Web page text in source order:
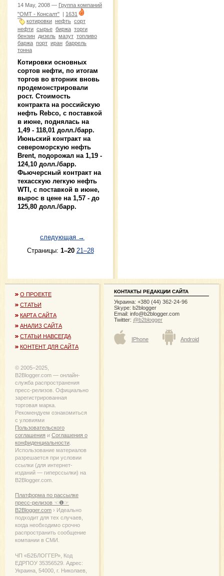
14 May, 2008 — Группа компаний
"ОМТ - Консалт" | 1631
котировки нефть сорт
нефти сырье биржа торги
бензин дизель мазут топливо
баржа порт иран баррель
тонна
Котировки основных
сортов нефти, по итогам
торгов во вторник вновь
продемонстрировали
рост. Стоимость
контракта на российскую
нефть Rebco, с поставкой
в июне, поднялась на
1,49 - 118,01 долл./барр.
Июньский контракт на
североморскую нефть
Brent, подорожал на 1,19 -
124,10 долл./барр.
Фьючерсный контракт на
техасскую легкую нефть
WTI, с поставкой в июне,
вырос в цене на 1,57 - до
125,80 долл./барр.
следующая →
Страницы: 1–20 21–28
О ПРОЕКТЕ
СТАТЬИ
КАРТА САЙТА
АНАЛИЗ САЙТА
СТАТЬИ НАВСЕГДА
КОНТЕНТ ДЛЯ САЙТА
© 2005−2025,
B2Blogger.com — онлайн-
служба распространения
пресс-релизов. Официально
зарегистрированная
торговая марка.
Рекомендуем ознакомиться
с уловиями
Пользовательского
соглашения и Соглашения о
конфиденциальности
Использование материалов
разрешается при условии
ссылки (для интернет-
изданий — гиперссылки) на
B2Blogger.com.
Платформа по рассылке
пресс-релизов ☜❶☞
B2Blogger.com › Идеально
подходит для тех случаев,
когда необходимо срочно
распространить сообщение
компании в СМИ.
ЧП «Б2БЛОГГЕР», Код
ЕДРПОУ 35356529. Адрес:
Украина, 54000, г. Николаев,
КОНТАКТЫ РЕДАКЦИИ САЙТА
Украина: +380 (44) 362-24-96
Skype: b2blogger
Email: info@b2blogger.com
Twitter: @b2blogger
IPhone Android